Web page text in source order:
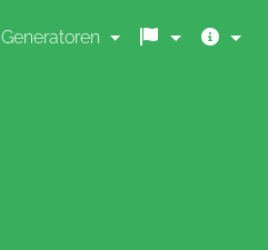
Generatoren